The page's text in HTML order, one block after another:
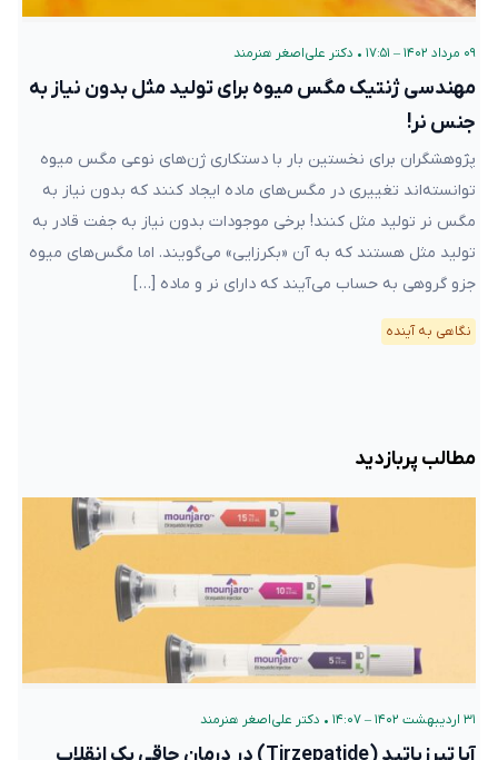
۰۹ مرداد ۱۴۰۲ – ۱۷:۵۱ • دکتر علی‌اصغر هنرمند
مهندسی ژنتیک مگس‌ میوه برای تولید مثل بدون نیاز به
جنس نر!
پژوهشگران برای نخستین بار با دستکاری ژن‌های نوعی مگس میوه
توانسته‌اند تغییری در مگس‌های ماده ایجاد کنند که بدون نیاز به
مگس نر تولید مثل کنند! برخی موجودات بدون نیاز به جفت قادر به
تولید مثل هستند که به آن «بکرزایی» می‌گویند. اما مگس‌های میوه
جزو گروهی به حساب می‌آیند که دارای نر و ماده […]
نگاهی به آینده
مطالب پربازدید
۳۱ اردیبهشت ۱۴۰۲ – ۱۴:۰۷ • دکتر علی‌اصغر هنرمند